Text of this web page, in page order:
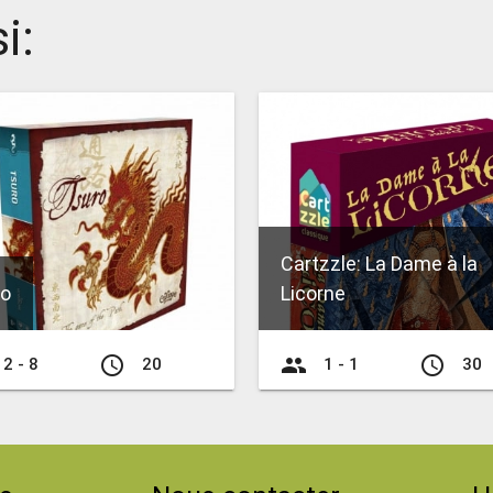
2 - 8 access_time 20
Cartzzle: La Dame à la
Licorne
group 1 - 1 access_time 30